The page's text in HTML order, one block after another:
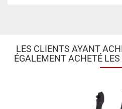
LES CLIENTS AYANT
ÉGALEMENT ACHETÉ